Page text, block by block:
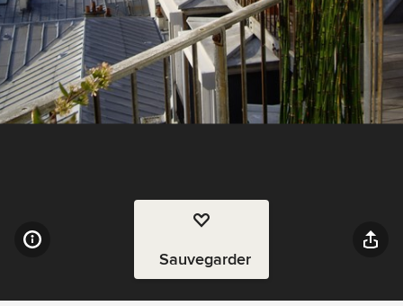
Sauvegarder